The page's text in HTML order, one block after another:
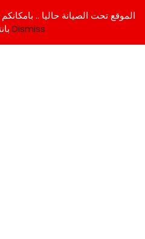
الموقع تحت الصيانة حاليا ..
Dismiss